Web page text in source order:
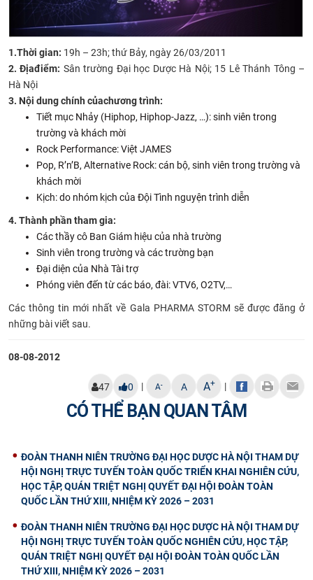
1.Thời gian: 19h – 23h; thứ Bảy, ngày 26/03/2011
2. Địađiểm: Sân trường Đại học Dược Hà Nội; 15 Lê Thánh Tông –
Hà Nội
3. Nội dung chính củachương trình:
Tiết mục Nhảy (Hiphop, Hiphop-Jazz, …): sinh viên trong
trường và khách mời
Rock Performance: Việt JAMES
Pop, R’n’B, Alternative Rock: cán bộ, sinh viên trong trường và
khách mời
Kịch: do nhóm kịch của Đội Tình nguyện trình diễn
4. Thành phần tham gia:
Các thầy cô Ban Giám hiệu của nhà trường
Sinh viên trong trường và các trường bạn
Đại diện của Nhà Tài trợ
Phóng viên đến từ các báo, đài: VTV6, O2TV,…
Các thông tin mới nhất về Gala PHARMA STORM sẽ được đăng ở
những bài viết sau.
08-08-2012
47 0 | A- A A+ |
CÓ THỂ BẠN QUAN TÂM
ĐOÀN THANH NIÊN TRƯỜNG ĐẠI HỌC DƯỢC HÀ NỘI THAM DỰ
HỘI NGHỊ TRỰC TUYẾN TOÀN QUỐC TRIỂN KHAI NGHIÊN CỨU,
HỌC TẬP, QUÁN TRIỆT NGHỊ QUYẾT ĐẠI HỘI ĐOÀN TOÀN
QUỐC LẦN THỨ XIII, NHIỆM KỲ 2026 – 2031
ĐOÀN THANH NIÊN TRƯỜNG ĐẠI HỌC DƯỢC HÀ NỘI THAM DỰ
HỘI NGHỊ TRỰC TUYẾN TOÀN QUỐC NGHIÊN CỨU, HỌC TẬP,
QUÁN TRIỆT NGHỊ QUYẾT ĐẠI HỘI ĐOÀN TOÀN QUỐC LẦN
THỨ XIII, NHIỆM KỲ 2026 – 2031